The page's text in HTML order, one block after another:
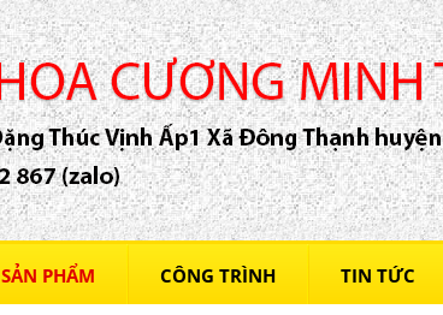
SẢN PHẨM CÔNG TRÌNH TIN TỨC